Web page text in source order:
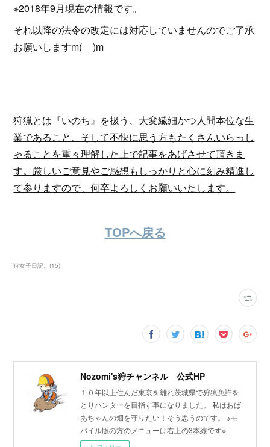
※2018年9月現在の情報です。
それ以降の法令の改定には対応していませんのでご了承
お願いしますm(__)m
狩猟とは『いのち』を扱う、大変繊細かつ人間本位な生
業であること、そして不快に思う方もたくさんいらっし
ゃることを重々理解した上で記事をあげさせて頂きま
す。厳しいご意見やご感想もしっかりと心に刻み精進し
て参りますので、何卒よろしくお願いいたします。
TOPへ戻る
狩女子日記。(15)
Nozomi's狩チャンネル 公式HP
１０年以上住んだ東京を離れ茨城県で狩猟免許を
とりハンターを目指す事になりました。 私はおば
あちゃんの畑を守りたい！そう思うのです。 ※モ
バイル版の方のメニューは右上の3本線です※